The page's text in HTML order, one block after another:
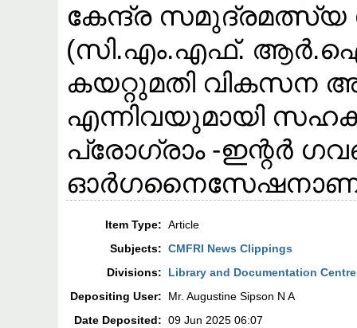
കേന്ദ്ര
(സി.എം.എഫ്.
കയറ്റുമതി വികസന
എന്നിവയുമായി
പ്രോഗ്രാം -ഇന്റർ
ഓർഗനൈസേഷനാണ്
Item Type: Article
Subjects: CMFRI News Clippings
Divisions:
Library and Documentation Centre
Depositing User:
Mr. Augustine Sipson N A
Date Deposited: 09 Jun 2025 06:07